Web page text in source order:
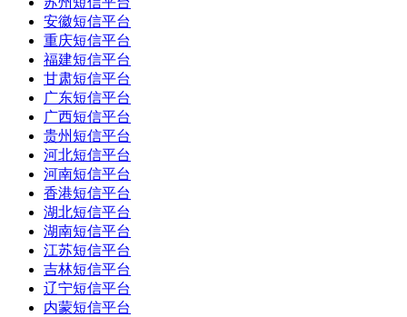
安徽短信平台
重庆短信平台
福建短信平台
甘肃短信平台
广东短信平台
广西短信平台
贵州短信平台
河北短信平台
河南短信平台
香港短信平台
湖北短信平台
湖南短信平台
江苏短信平台
吉林短信平台
辽宁短信平台
内蒙短信平台